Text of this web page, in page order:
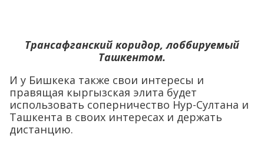
Трансафганский коридор, лоббируемый
Ташкентом.
И у Бишкека также свои интересы и
правящая кыргызская элита будет
использовать соперничество Нур-Султана и
Ташкента в своих интересах и держать
дистанцию.